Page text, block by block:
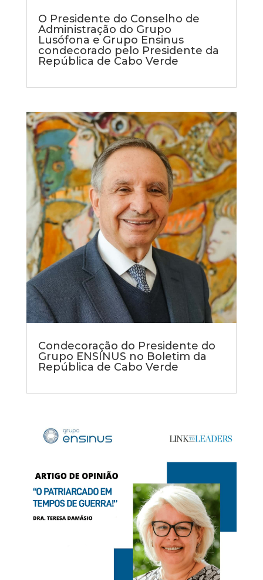
O Presidente do Conselho de
Administração do Grupo
Lusófona e Grupo Ensinus
condecorado pelo Presidente da
República de Cabo Verde
Condecoração do Presidente do
Grupo ENSINUS no Boletim da
República de Cabo Verde